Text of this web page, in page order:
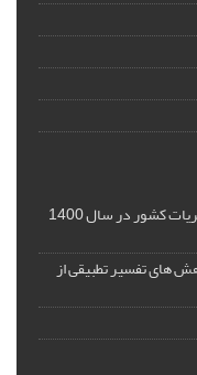
کشور در سال 1400
های تفسیر تطبیقی از